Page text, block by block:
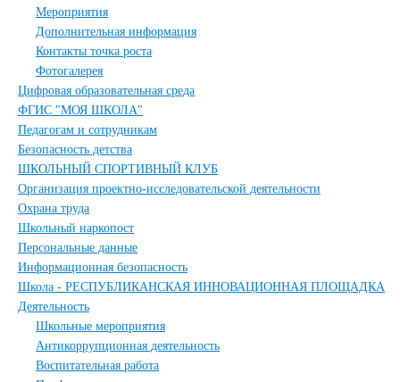
Мероприятия
Дополнительная информация
Контакты точка роста
Фотогалерея
Цифровая образовательная среда
ФГИС "МОЯ ШКОЛА"
Педагогам и сотрудникам
Безопасность детства
ШКОЛЬНЫЙ СПОРТИВНЫЙ КЛУБ
Организация проектно-исследовательской деятельности
Охрана труда
Школьный наркопост
Персональные данные
Информационная безопасность
Школа - РЕСПУБЛИКАНСКАЯ ИННОВАЦИОННАЯ ПЛОЩАДКА
Деятельность
Школьные мероприятия
Антикоррупционная деятельность
Воспитательная работа